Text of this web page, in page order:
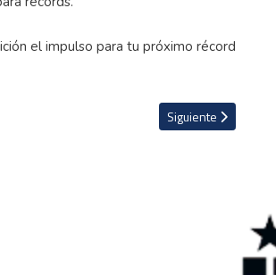
el impulso para tu próximo récord
Carlos Alcaraz conquista el US Open y asume
Artículo siguiente:
Siguiente